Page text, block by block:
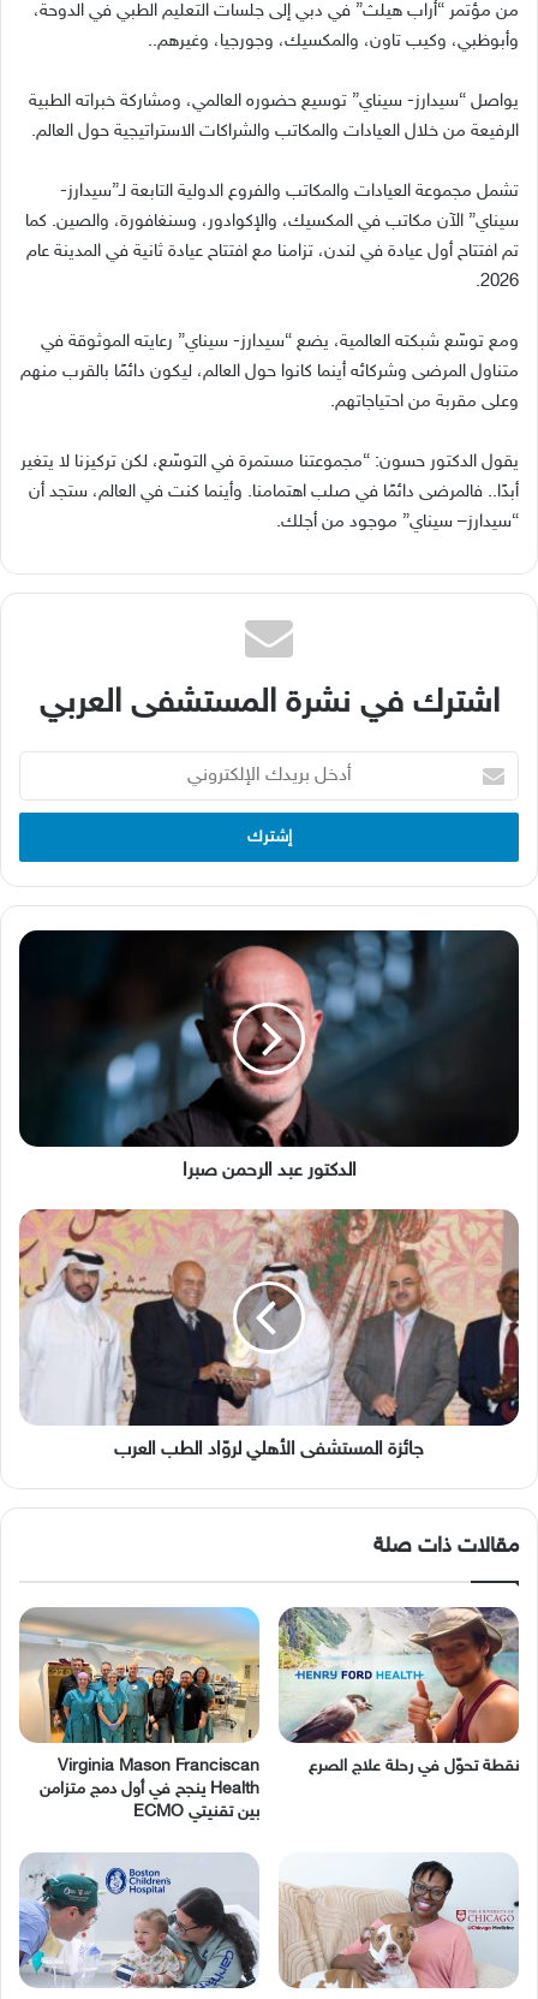
من مؤتمر “أراب هيلث” في دبي إلى جلسات التعليم الطبي في الدوحة،
وأبوظبي، وكيب تاون، والمكسيك، وجورجيا، وغيرهم..
يواصل “سيدارز- سيناي” توسيع حضوره العالمي، ومشاركة خبراته الطبية
الرفيعة من خلال العيادات والمكاتب والشراكات الاستراتيجية حول العالم.
تشمل مجموعة العيادات والمكاتب والفروع الدولية التابعة لـ”سيدارز-
سيناي” الآن مكاتب في المكسيك، والإكوادور، وسنغافورة، والصين. كما
تم افتتاح أول عيادة في لندن، تزامنا مع افتتاح عيادة ثانية في المدينة عام
2026.
ومع توسّع شبكته العالمية، يضع “سيدارز- سيناي” رعايته الموثوقة في
متناول المرضى وشركائه أينما كانوا حول العالم، ليكون دائمًا بالقرب منهم
وعلى مقربة من احتياجاتهم.
يقول الدكتور حسون: “مجموعتنا مستمرة في التوسّع، لكن تركيزنا لا يتغير
أبدًا.. فالمرضى دائمًا في صلب اهتمامنا. وأينما كنت في العالم، ستجد أن
“سيدارز– سيناي” موجود من أجلك.
اشترك في نشرة المستشفى العربي
بريدك
الإلكتروني
الدكتور
الدكتور عبد الرحمن صبرا
جائزة
المستشفى
الأهلي
لروّاد
الطب
العرب
جائزة المستشفى الأهلي لروّاد الطب العرب
مقالات ذات صلة
نقطة تحوّل في رحلة علاج الصرع
Virginia Mason Franciscan
Health ينجح في أول دمج متزامن
بين تقنيتي ECMO